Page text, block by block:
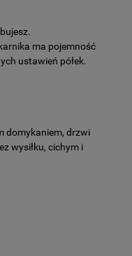
ma pojemność
ustawień półek.
domykaniem, drzwi
wysiłku, cichym i